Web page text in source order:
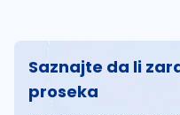
Saznajte da li
proseka